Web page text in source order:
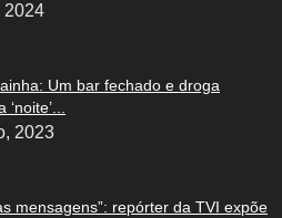
2024
Um bar fechado e droga
2023
mensagens”: repórter da TVI expõe